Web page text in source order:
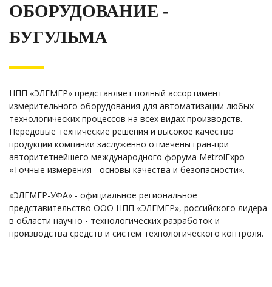
ОБОРУДОВАНИЕ -
БУГУЛЬМА
НПП «ЭЛЕМЕР» представляет полный ассортимент
измерительного оборудования для автоматизации любых
технологических процессов на всех видах производств.
Передовые технические решения и высокое качество
продукции компании заслуженно отмечены гран-при
авторитетнейшего международного форума MetrolExpo
«Точные измерения - основы качества и безопасности».
«ЭЛЕМЕР-УФА» - официальное региональное
представительство ООО НПП «ЭЛЕМЕР», российского лидера
в области научно - технологических разработок и
производства средств и систем технологического контроля.